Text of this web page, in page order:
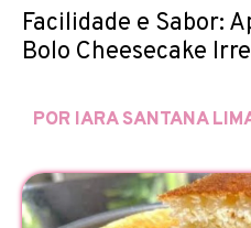
Facilidade e Sabor:
Bolo Cheesecake
POR IARA SANTANA